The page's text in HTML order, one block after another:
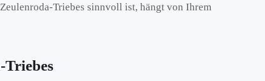
Triebes sinnvoll ist, hängt von Ihrem